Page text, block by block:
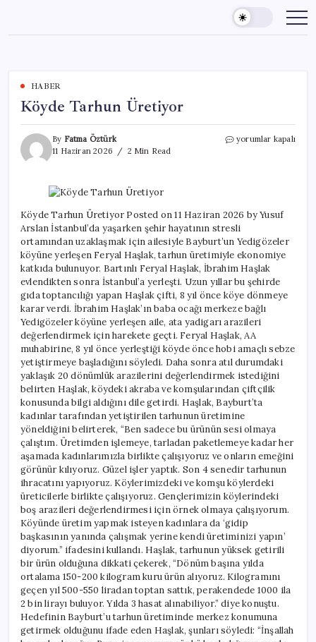
content
HABER
Köyde Tarhun Üretiyor
By Fatma Öztürk
11 Haziran 2026
2 Min Read
Köyde
yorumlar kapalı
Köyde Tarhun Üretiyor Posted on 11 Haziran 2026 by Yusuf
Arslan İstanbul’da yaşarken şehir hayatının stresli
ortamından uzaklaşmak için ailesiyle Bayburt’un Yedigözeler
köyüne yerleşen Feryal Haşlak, tarhun üretimiyle ekonomiye
katkıda bulunuyor. Bartınlı Feryal Haşlak, İbrahim Haşlak
evlendikten sonra İstanbul’a yerleşti. Uzun yıllar bu şehirde
gıda toptancılığı yapan Haşlak çifti, 8 yıl önce köye dönmeye
karar verdi. İbrahim Haşlak’ın baba ocağı merkeze bağlı
Yedigözeler köyüne yerleşen aile, ata yadigarı arazileri
değerlendirmek için harekete geçti. Feryal Haşlak, AA
muhabirine, 8 yıl önce yerleştiği köyde önce hobi amaçlı sebze
yetiştirmeye başladığını söyledi. Daha sonra atıl durumdaki
yaklaşık 20 dönümlük arazilerini değerlendirmek istediğini
belirten Haşlak, köydeki akraba ve komşularından çiftçilik
konusunda bilgi aldığını dile getirdi. Haşlak, Bayburt’ta
kadınlar tarafından yetiştirilen tarhunun üretimine
yöneldiğini belirterek, “Ben sadece bu ürünün sesi olmaya
çalıştım. Üretimden işlemeye, tarladan paketlemeye kadar her
aşamada kadınlarımızla birlikte çalışıyoruz ve onların emeğini
görünür kılıyoruz. Güzel işler yaptık. Son 4 senedir tarhunun
ihracatını yapıyoruz. Köylerimizdeki ve komşu köylerdeki
üreticilerle birlikte çalışıyoruz. Gençlerimizin köylerindeki
boş arazileri değerlendirmesi için örnek olmaya çalışıyorum.
Köyünde üretim yapmak isteyen kadınlara da ‘gidip
başkasının yanında çalışmak yerine kendi üretiminizi yapın’
diyorum.” ifadesini kullandı. Haşlak, tarhunun yüksek getirili
bir ürün olduğuna dikkati çekerek, “Dönüm başına yılda
ortalama 150-200 kilogram kuru ürün alıyoruz. Kilogramını
geçen yıl 500-550 liradan toptan sattık, perakendede 1000 ila
2 bin lirayı buluyor. Yılda 3 hasat alınabiliyor.” diye konuştu.
Hedefinin Bayburt’u tarhun üretiminde merkez konumuna
getirmek olduğunu ifade eden Haşlak, şunları söyledi: “İnşallah